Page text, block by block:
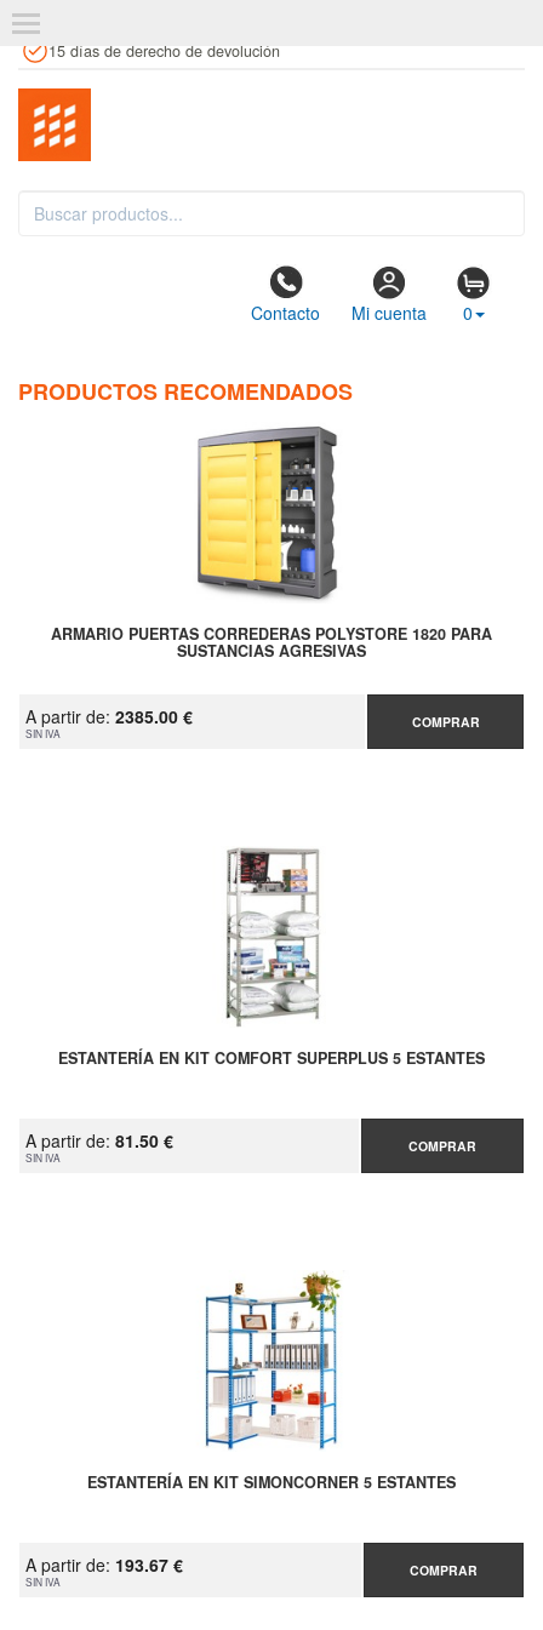
15 días de derecho de devolución
Contacto Mi cuenta 0
PRODUCTOS RECOMENDADOS
ARMARIO PUERTAS CORREDERAS POLYSTORE 1820 PARA
SUSTANCIAS AGRESIVAS
A partir de: 2385.00 €
SIN IVA
COMPRAR
ESTANTERÍA EN KIT COMFORT SUPERPLUS 5 ESTANTES
A partir de: 81.50 €
SIN IVA
COMPRAR
ESTANTERÍA EN KIT SIMONCORNER 5 ESTANTES
A partir de: 193.67 €
SIN IVA
COMPRAR